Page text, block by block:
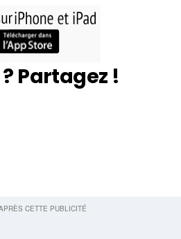
Partagez !